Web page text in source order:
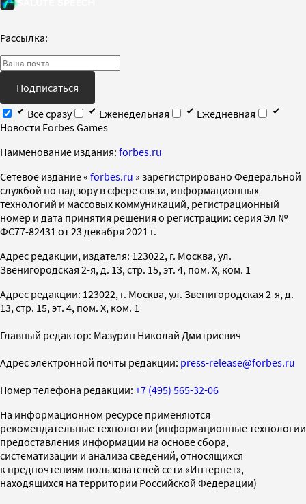
Рассылка:
Подписаться
Все сразу
Еженедельная
Ежедневная
Новости Forbes Games
Наименование издания: forbes.ru
Cетевое издание « forbes.ru » зарегистрировано Федеральной
службой по надзору в сфере связи, информационных
технологий и массовых коммуникаций, регистрационный
номер и дата принятия решения о регистрации: серия Эл №
ФС77-82431 от 23 декабря 2021 г.
Адрес редакции, издателя: 123022, г. Москва, ул.
Звенигородская 2-я, д. 13, стр. 15, эт. 4, пом. X, ком. 1
Адрес редакции: 123022, г. Москва, ул. Звенигородская 2-я, д.
13, стр. 15, эт. 4, пом. X, ком. 1
Главный редактор: Мазурин Николай Дмитриевич
Адрес электронной почты редакции: press-release@forbes.ru
Номер телефона редакции: +7 (495) 565-32-06
На информационном ресурсе применяются
рекомендательные технологии (информационные технологии
предоставления информации на основе сбора,
систематизации и анализа сведений, относящихся
к предпочтениям пользователей сети «Интернет»,
находящихся на территории Российской Федерации)